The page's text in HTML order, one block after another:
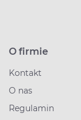
O firmie
Kontakt
O nas
Regulamin